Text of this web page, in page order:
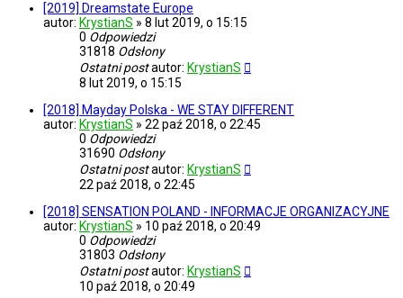
[2019] Dreamstate Europe
autor: KrystianS » 8 lut 2019, o 15:15
0 Odpowiedzi
31818 Odsłony
Ostatni postautor: KrystianS
8 lut 2019, o 15:15
[2018] Mayday Polska - WE STAY DIFFERENT
autor: KrystianS » 22 paź 2018, o 22:45
0 Odpowiedzi
31690 Odsłony
Ostatni postautor: KrystianS
22 paź 2018, o 22:45
[2018] SENSATION POLAND - INFORMACJE ORGANIZACYJNE
autor: KrystianS » 10 paź 2018, o 20:49
0 Odpowiedzi
31803 Odsłony
Ostatni postautor: KrystianS
10 paź 2018, o 20:49